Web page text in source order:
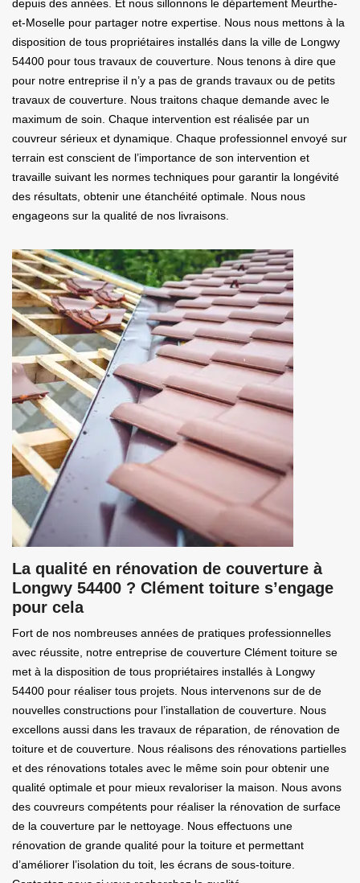
depuis des années. Et nous sillonnons le département Meurthe-
et-Moselle pour partager notre expertise. Nous nous mettons à la
disposition de tous propriétaires installés dans la ville de Longwy
54400 pour tous travaux de couverture. Nous tenons à dire que
pour notre entreprise il n’y a pas de grands travaux ou de petits
travaux de couverture. Nous traitons chaque demande avec le
maximum de soin. Chaque intervention est réalisée par un
couvreur sérieux et dynamique. Chaque professionnel envoyé sur
terrain est conscient de l’importance de son intervention et
travaille suivant les normes techniques pour garantir la longévité
des résultats, obtenir une étanchéité optimale. Nous nous
engageons sur la qualité de nos livraisons.
La qualité en rénovation de couverture à
Longwy 54400 ? Clément toiture s’engage
pour cela
Fort de nos nombreuses années de pratiques professionnelles
avec réussite, notre entreprise de couverture Clément toiture se
met à la disposition de tous propriétaires installés à Longwy
54400 pour réaliser tous projets. Nous intervenons sur de de
nouvelles constructions pour l’installation de couverture. Nous
excellons aussi dans les travaux de réparation, de rénovation de
toiture et de couverture. Nous réalisons des rénovations partielles
et des rénovations totales avec le même soin pour obtenir une
qualité optimale et pour mieux revaloriser la maison. Nous avons
des couvreurs compétents pour réaliser la rénovation de surface
de la couverture par le nettoyage. Nous effectuons une
rénovation de grande qualité pour la toiture et permettant
d’améliorer l’isolation du toit, les écrans de sous-toiture.